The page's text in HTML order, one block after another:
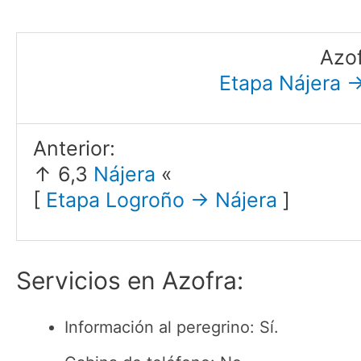
Etapa Nájera
Anterior:
↑ 6,3 Nájera «
[ Etapa Logroño → Nájera ]
Servicios en Azofra:
Información al peregrino: Sí.